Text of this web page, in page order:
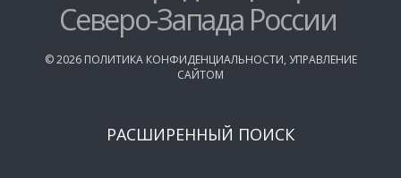
Северо-Запада России
©2026 ПОЛИТИКА КОНФИДЕНЦИАЛЬНОСТИ, УПРАВЛЕНИЕ
САЙТОМ
РАСШИРЕННЫЙ ПОИСК